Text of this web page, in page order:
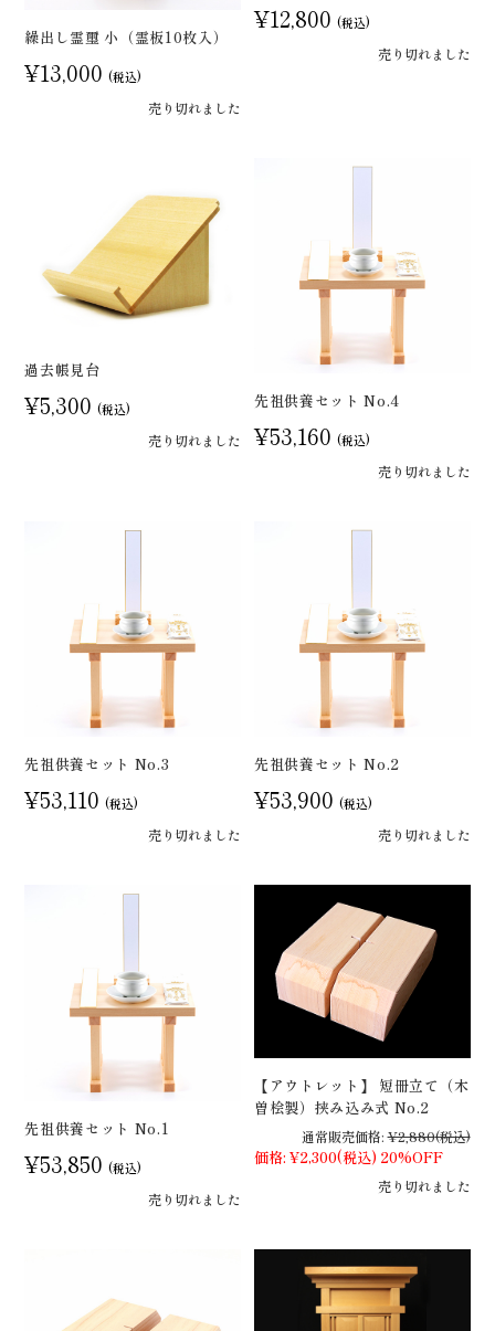
繰出し霊璽 小（霊板10枚入）
¥13,000 (税込)
売り切れました
¥12,800 (税込)
売り切れました
過去帳見台
¥5,300 (税込)
売り切れました
先祖供養セット No.4
¥53,160 (税込)
売り切れました
先祖供養セット No.3
¥53,110 (税込)
売り切れました
先祖供養セット No.2
¥53,900 (税込)
売り切れました
先祖供養セット No.1
¥53,850 (税込)
売り切れました
【アウトレット】 短冊立て（木
曽桧製）挟み込み式 No.2
通常販売価格: ¥2,880(税込)
価格: ¥2,300(税込) 20%OFF
売り切れました